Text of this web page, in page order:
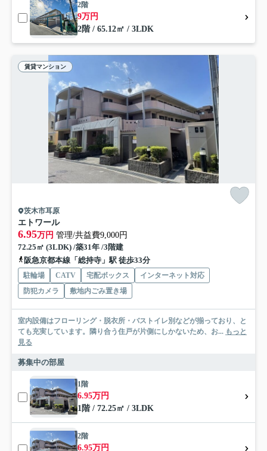
2階
9万円
2階 / 65.12㎡ / 3LDK
賃貸マンション
茨木市耳原
エトワール
6.95万円 管理/共益費9,000円
72.25㎡ (3LDK) /築31年 /3階建
阪急京都本線「総持寺」駅 徒歩33分
駐輪場 CATV 宅配ボックス
インターネット対応
防犯カメラ
敷地内ごみ置き場
室内設備はフローリング・脱衣所・バストイレ別などが揃っており、と
ても充実しています。隣り合う住戸が片側にしかないため、お... もっと
見る
募集中の部屋
1階
6.95万円
1階 / 72.25㎡ / 3LDK
2階
6.95万円